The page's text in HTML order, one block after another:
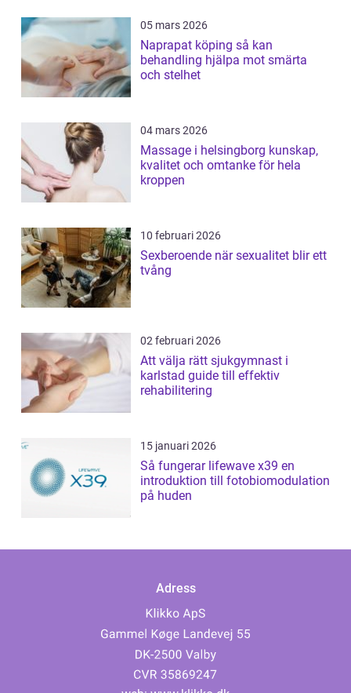
05 mars 2026
Naprapat köping så kan
behandling hjälpa mot smärta
och stelhet
04 mars 2026
Massage i helsingborg kunskap,
kvalitet och omtanke för hela
kroppen
10 februari 2026
Sexberoende när sexualitet blir ett
tvång
02 februari 2026
Att välja rätt sjukgymnast i
karlstad guide till effektiv
rehabilitering
15 januari 2026
Så fungerar lifewave x39 en
introduktion till fotobiomodulation
på huden
Adress